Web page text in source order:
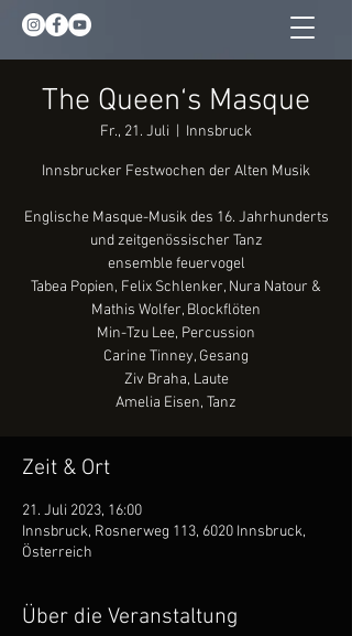
The Queen‘s Masque
Fr., 21. Juli Innsbruck
Innsbrucker Festwochen der Alten Musik
Englische Masque-Musik des 16. Jahrhunderts
und zeitgenössischer Tanz
ensemble feuervogel
Tabea Popien, Felix Schlenker, Nura Natour &
Mathis Wolfer, Blockflöten
Min-Tzu Lee, Percussion
Carine Tinney, Gesang
Ziv Braha, Laute
Zeit & Ort
21. Juli 2023, 16:00
Innsbruck, Rosnerweg 113, 6020 Innsbruck,
Österreich
Über die Veranstaltung